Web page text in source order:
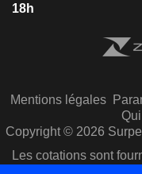
18h
Mentions légales
Copyright © 2026
Les cotations sont